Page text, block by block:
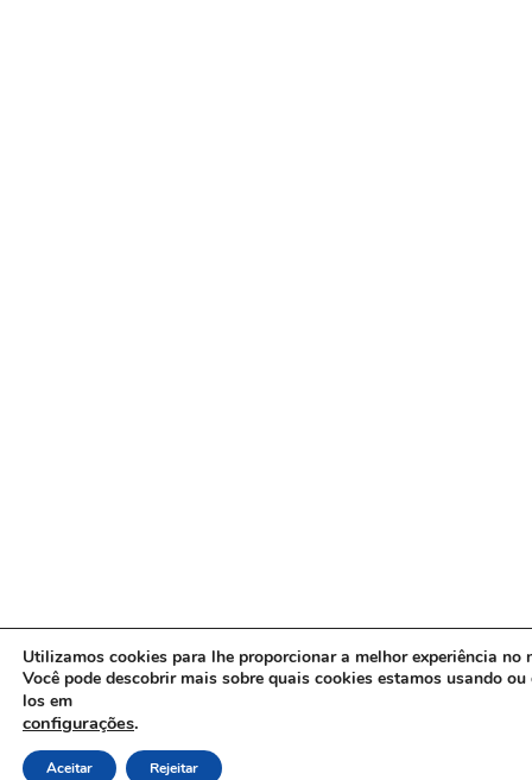
Utilizamos cookies para lhe proporcionar a melhor experiência no
Você pode descobrir mais sobre quais cookies estamos usando
los em
configurações.
Aceitar Rejeitar